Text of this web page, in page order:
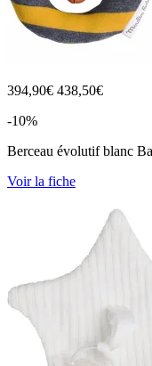
394,90€ 438,50€
-10%
Berceau évolutif blanc
Voir la fiche